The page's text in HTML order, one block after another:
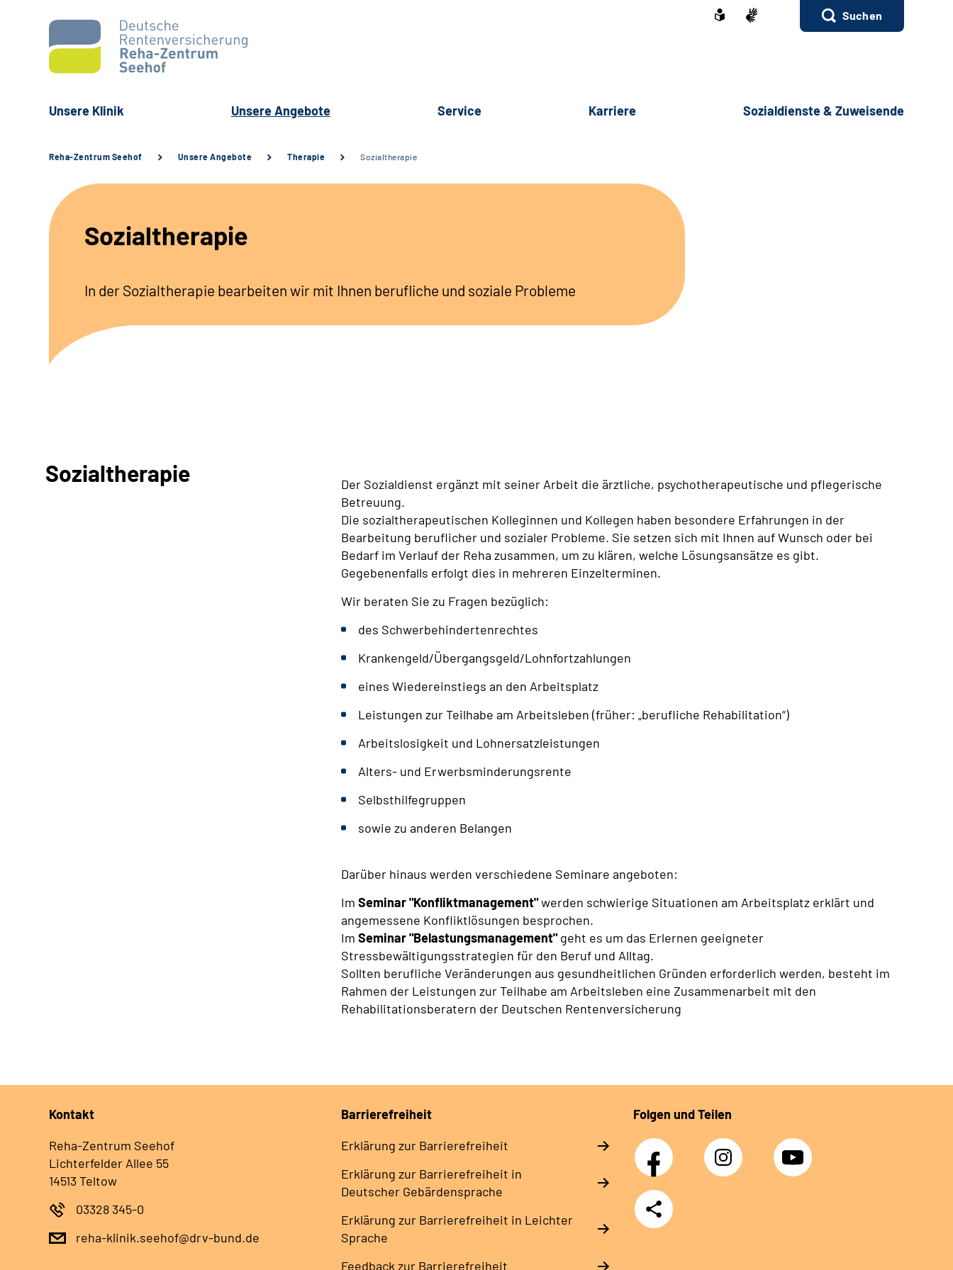
Suchen
Unsere Klinik Unsere Angebote Service Karriere Sozialdienste & Zuweisende
Reha-Zentrum Seehof Unsere Angebote Therapie Sozialtherapie
Sozialtherapie
In der Sozialtherapie bearbeiten wir mit Ihnen berufliche und soziale Probleme
Sozialtherapie
Der Sozialdienst ergänzt mit seiner Arbeit die ärztliche, psychotherapeutische und pflegerische
Betreuung.
Die sozialtherapeutischen Kolleginnen und Kollegen haben besondere Erfahrungen in der
Bearbeitung beruflicher und sozialer Probleme. Sie setzen sich mit Ihnen auf Wunsch oder bei
Bedarf im Verlauf der Reha zusammen, um zu klären, welche Lösungsansätze es gibt.
Gegebenenfalls erfolgt dies in mehreren Einzelterminen.
Wir beraten Sie zu Fragen bezüglich:
des Schwerbehindertenrechtes
Krankengeld/Übergangsgeld/Lohnfortzahlungen
eines Wiedereinstiegs an den Arbeitsplatz
Leistungen zur Teilhabe am Arbeitsleben (früher: „berufliche Rehabilitation“)
Arbeitslosigkeit und Lohnersatzleistungen
Alters- und Erwerbsminderungsrente
Selbsthilfegruppen
sowie zu anderen Belangen
Darüber hinaus werden verschiedene Seminare angeboten:
Im Seminar "Konfliktmanagement"werden schwierige Situationen am Arbeitsplatz erklärt und
angemessene Konfliktlösungen besprochen.
Im Seminar "Belastungsmanagement"geht es um das Erlernen geeigneter
Stressbewältigungsstrategien für den Beruf und Alltag.
Sollten berufliche Veränderungen aus gesundheitlichen Gründen erforderlich werden, besteht im
Rahmen der Leistungen zur Teilhabe am Arbeitsleben eine Zusammenarbeit mit den
Rehabilitationsberatern der Deutschen Rentenversicherung
Kontakt
Reha-Zentrum Seehof
Lichterfelder Allee 55
14513 Teltow
03328 345-0
reha-klinik.seehof@drv-bund.de
Barrierefreiheit
Erklärung zur Barrierefreiheit
Erklärung zur Barrierefreiheit in
Deutscher Gebärdensprache
Erklärung zur Barrierefreiheit in Leichter
Sprache
Feedback zur Barrierefreiheit
Folgen und Teilen
Facebook Instagram YouTube
Teilen